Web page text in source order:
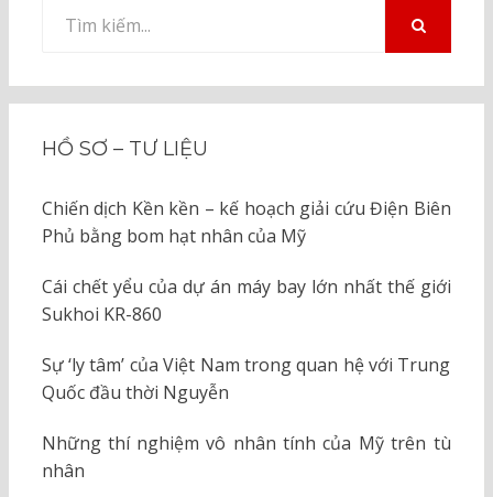
kiếm
HỒ SƠ – TƯ LIỆU
Chiến dịch Kền kền – kế hoạch giải cứu Điện Biên
Phủ bằng bom hạt nhân của Mỹ
Cái chết yểu của dự án máy bay lớn nhất thế giới
Sukhoi KR-860
Sự ‘ly tâm’ của Việt Nam trong quan hệ với Trung
Quốc đầu thời Nguyễn
Những thí nghiệm vô nhân tính của Mỹ trên tù
nhân